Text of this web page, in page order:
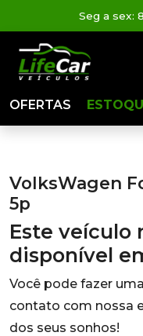
Seg a sex:
OFERTAS
VolksWagen
5p
Este veículo
disponível
Você pode fazer
contato com nossa
dos seus sonhos!